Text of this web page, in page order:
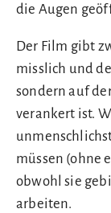
die Augen
Der Film gibt
misslich und
sondern auf
verankert ist.
müssen (ohne
obwohl sie
arbeiten.